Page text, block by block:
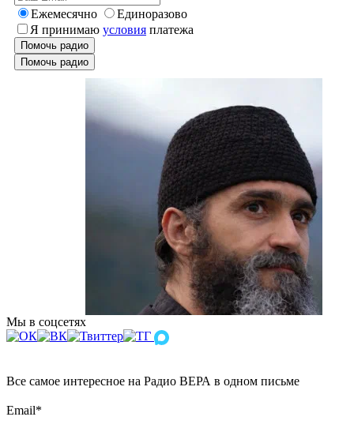
Ежемесячно
Единоразово
Я принимаю условия платежа
Помочь радио
Помочь радио
Мы в соцсетях
Все самое интересное на Радио ВЕРА в одном письме
Email*